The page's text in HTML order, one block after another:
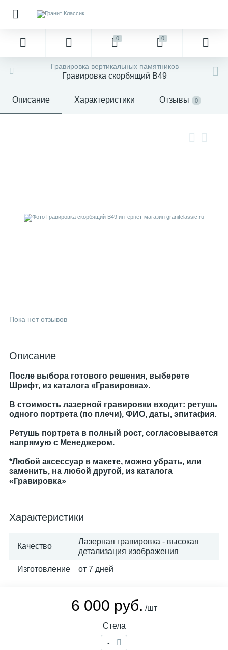
0 0
Гравировка вертикальных памятников
Гравировка скорбящий В49
Описание Характеристики Отзывы 0
Пока нет отзывов
Описание
После выбора готового решения, выберете
Шрифт, из каталога «Гравировка».
В стоимость лазерной гравировки входит: ретушь
одного портрета (по плечи), ФИО, даты, эпитафия.
Ретушь портрета в полный рост, согласовывается
напрямую с Менеджером.
*Любой аксессуар в макете, можно убрать, или
заменить, на любой другой, из каталога
«Гравировка»
Характеристики
Качество
Лазерная гравировка - высокая
детализация изображения
Изготовление от 7 дней
6 000 руб. /шт
Стела
-